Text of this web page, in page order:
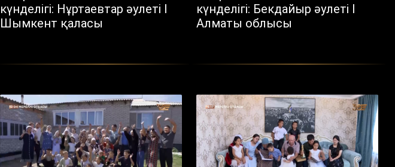
күнделігі: Нұртаевтар әулеті I
Шымкент қаласы
күнделігі: Бекдайыр әулеті I
Алматы облысы